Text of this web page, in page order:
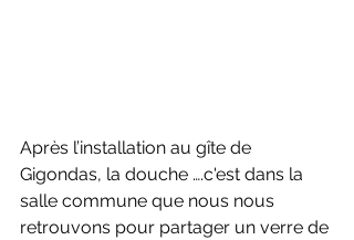
Après l’installation au gîte de
Gigondas, la douche ….c'est dans la
salle commune que nous nous
retrouvons pour partager un verre de